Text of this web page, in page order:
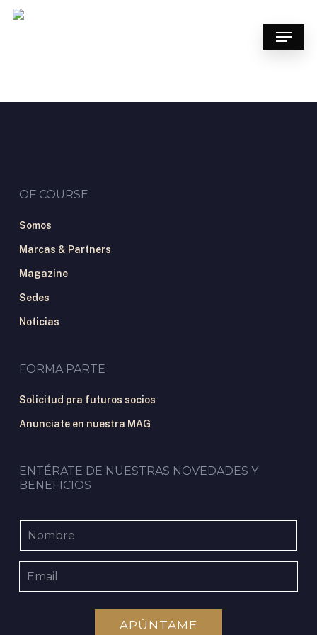
Skip
Menu
OF COURSE
Somos
Marcas & Partners
Magazine
Sedes
Noticias
FORMA PARTE
Solicitud pra futuros socios
Anunciate en nuestra MAG
ENTÉRATE DE NUESTRAS NOVEDADES Y
BENEFICIOS
APÚNTAME